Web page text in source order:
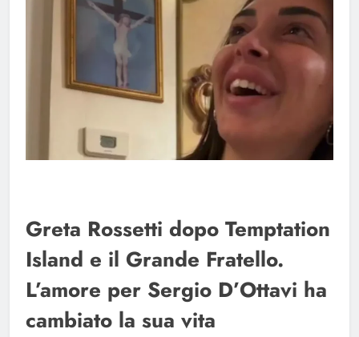
Greta Rossetti dopo Temptation
Island e il Grande Fratello.
L’amore per Sergio D’Ottavi ha
cambiato la sua vita